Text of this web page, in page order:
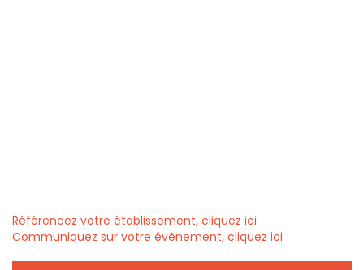
Référencez votre établissement, cliquez ici
Communiquez sur votre évènement, cliquez ici